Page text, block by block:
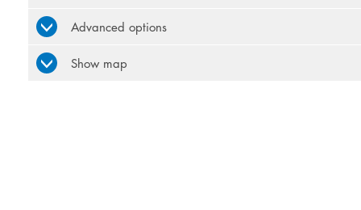
Advanced options
Show map